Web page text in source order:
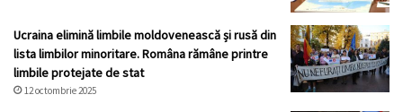
Ucraina elimină limbile moldovenească și rusă din
lista limbilor minoritare. Româna rămâne printre
limbile protejate de stat
12 octombrie 2025